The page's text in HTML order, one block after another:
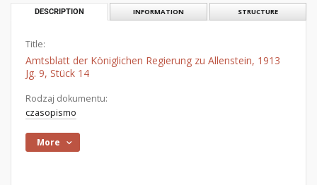
DESCRIPTION INFORMATION STRUCTURE
Title:
Amtsblatt der Königlichen Regierung zu Allenstein, 1913
Jg. 9, Stück 14
Rodzaj dokumentu:
czasopismo
More